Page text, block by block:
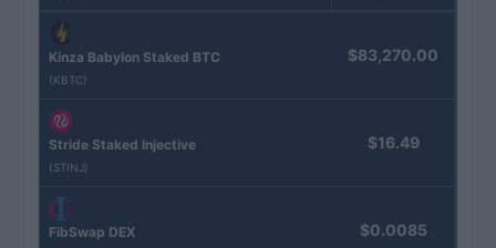
Kinza Babylon Staked BTC
(KBTC)
$83,270.00
Stride Staked Injective
(STINJ)
$16.49
FibSwap DEX $0.0085